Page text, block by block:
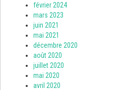
février 2024
mars 2023
juin 2021
mai 2021
décembre 2020
août 2020
juillet 2020
mai 2020
avril 2020